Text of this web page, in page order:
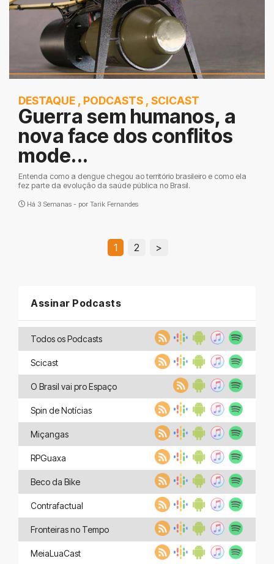
DESTAQUE , PODCASTS , SCICAST
Guerra sem humanos, a
nova face dos conflitos
mode...
Entenda como a dengue chegou ao território brasileiro e como ela
fez parte da evolução da saúde pública no Brasil.
Há 3 Semanas - por Tarik Fernandes
1 2 >
Assinar Podcasts
Todos os Podcasts
Scicast
O Brasil vai pro Espaço
Spin de Notícias
Miçangas
RPGuaxa
Beco da Bike
Contrafactual
Fronteiras no Tempo
MeiaLuaCast